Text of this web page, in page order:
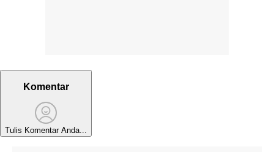
Komentar
Tulis Komentar Anda...